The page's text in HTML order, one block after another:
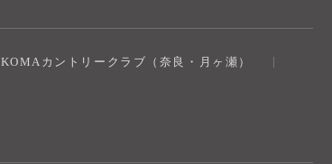
KOMAカントリークラブ（奈良・月ヶ瀬）奈良健康ランド
AIコンシェルジュ